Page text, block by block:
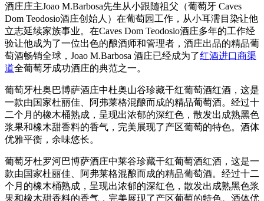
酒庄庄主Joao M.Barbosa先生从小跟随祖父（葡萄牙 Caves
Dom Teodosio酒庄创始人）在葡萄园工作，从小耳濡目染让他
立志延续家族事业。 在Caves Dom Teodosio酒庄多年的工作经
验让他成为了一位出色的酿酒师和管理者，酒庄出品的精品葡
萄酒畅销全球，Joao M.Barbosa 酒庄已经成为了红酒进口商渠
道全葡萄牙成功酒庄的典范之一。
葡萄牙杜奥巴博萨酒庄中杜奥山谷珍藏干红葡萄酒红酒，这是
一款由国家杜丽佳、阿弗莱格混酿而成的精品葡萄酒。经过十
二个月的橡木桶熟成，呈现出浓郁的深红色，散发出成熟黑色
浆果和橡木甜香料的香气，完美展现了产区葡萄的特色。酒体
优雅平衡，余味悠长。
葡萄牙杜罗河巴博萨酒庄中莱谷珍藏干红葡萄酒红酒，这是一
款由国家杜丽佳、阿弗莱格混酿而成的精品葡萄酒。经过十二
个月的橡木桶熟成，呈现出浓郁的深红色，散发出成熟黑色浆
果和橡木甜香料的香气，完美展现了产区葡萄的特色。酒体优